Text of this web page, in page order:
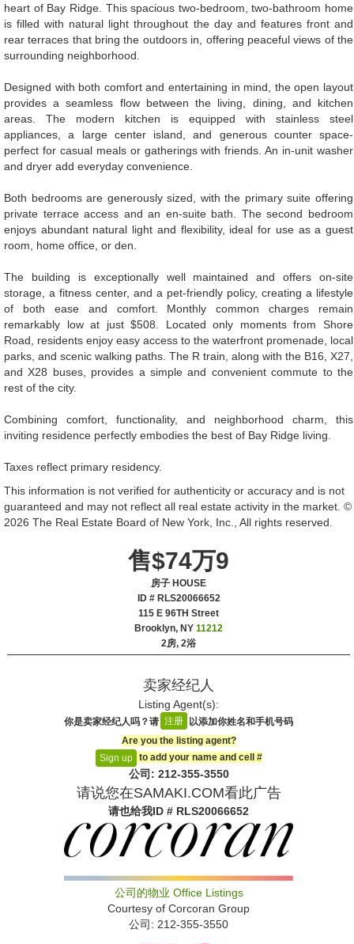
heart of Bay Ridge. This spacious two-bedroom, two-bathroom home
is filled with natural light throughout the day and features front and
rear terraces that bring the outdoors in, offering peaceful views of the
surrounding neighborhood.
Designed with both comfort and entertaining in mind, the open layout
provides a seamless flow between the living, dining, and kitchen
areas. The modern kitchen is equipped with stainless steel
appliances, a large center island, and generous counter space-
perfect for casual meals or gatherings with friends. An in-unit washer
and dryer add everyday convenience.
Both bedrooms are generously sized, with the primary suite offering
private terrace access and an en-suite bath. The second bedroom
enjoys abundant natural light and flexibility, ideal for use as a guest
room, home office, or den.
The building is exceptionally well maintained and offers on-site
storage, a fitness center, and a pet-friendly policy, creating a lifestyle
of both ease and comfort. Monthly common charges remain
remarkably low at just $508. Located only moments from Shore
Road, residents enjoy easy access to the waterfront promenade, local
parks, and scenic walking paths. The R train, along with the B16, X27,
and X28 buses, provides a simple and convenient commute to the
rest of the city.
Combining comfort, functionality, and neighborhood charm, this
inviting residence perfectly embodies the best of Bay Ridge living.
Taxes reflect primary residency.
This information is not verified for authenticity or accuracy and is not
guaranteed and may not reflect all real estate activity in the market. ©
2026 The Real Estate Board of New York, Inc., All rights reserved.
售$74万9
房子 HOUSE
ID # RLS20066652
‎115 E 96TH Street
Brooklyn, NY 11212
2房, 2浴
卖家经纪人
Listing Agent(s):‎
你是卖家经纪人吗？请 注册
以添加你姓名和手机号码
Are you the listing agent?
Sign up
to add your name and cell #‎
公司: ‍212-355-3550
请说您在SAMAKI.COM看此广告
请也给我ID # RLS20066652
公司的物业 Office Listings
Courtesy of Corcoran Group
公司: ‍212-355-3550